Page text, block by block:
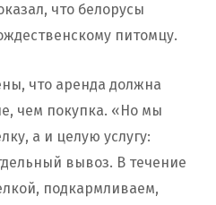
что белорусы
питомцу.
что аренда должна
чем покупка. «Но мы
а и целую услугу:
вывоз. В течение
подкармливаем,